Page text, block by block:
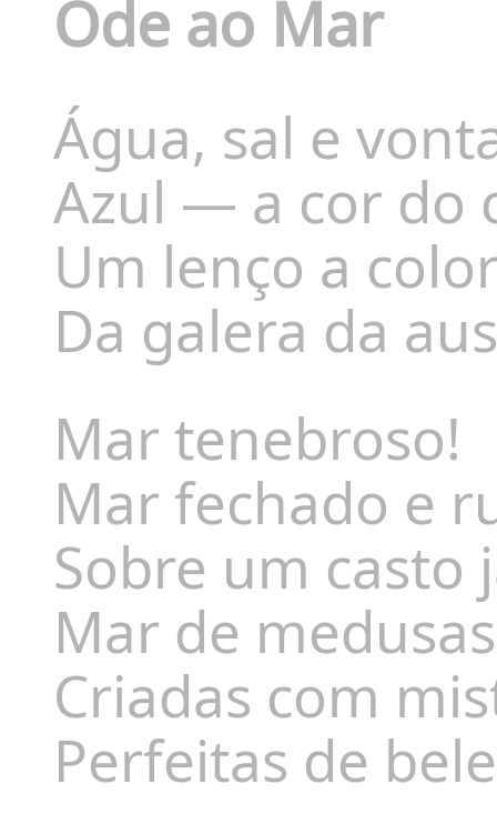
Ode ao Mar
Água, sal e
Azul — a cor do
Um lenço a
Da galera da
Mar tenebroso!
Mar fechado e
Sobre um
Mar de
Criadas com
Perfeitas de